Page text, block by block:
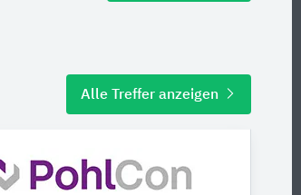
Alle Treffer anzeigen